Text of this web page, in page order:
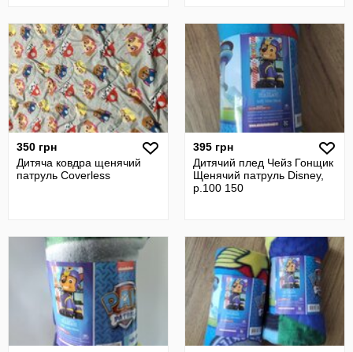
350 грн
Дитяча ковдра щенячий
патруль Coverless
395 грн
Дитячий плед Чейз Гонщик
Щенячий патруль Disney,
р.100 150